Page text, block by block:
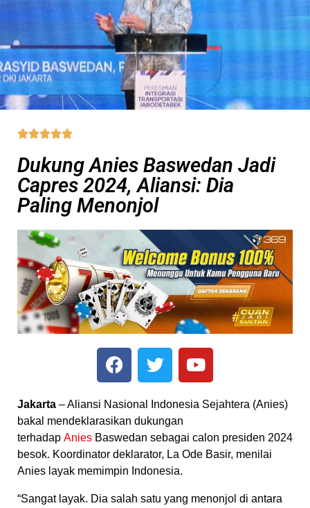

Dukung Anies Baswedan Jadi
Capres 2024, Aliansi: Dia
Paling Menonjol
Jakarta – Aliansi Nasional Indonesia Sejahtera (Anies)
bakal mendeklarasikan dukungan
terhadap Anies Baswedan sebagai calon presiden 2024
besok. Koordinator deklarator, La Ode Basir, menilai
Anies layak memimpin Indonesia.
“Sangat layak. Dia salah satu yang menonjol di antara